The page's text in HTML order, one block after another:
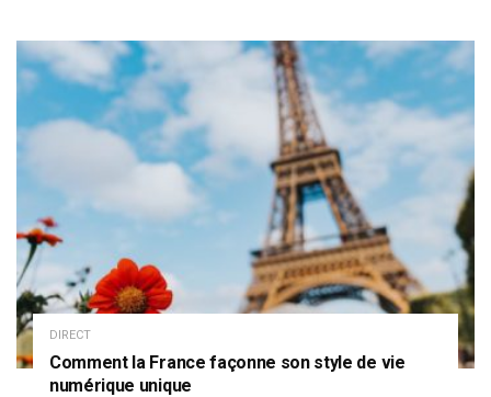
DIRECT
Comment la France façonne son style de vie
numérique unique